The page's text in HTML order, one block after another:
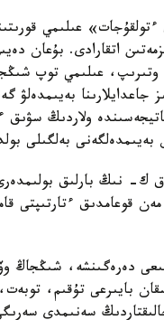
عىلىمي
اتقارادى. بۇعان
وتىرىپ، عىلىمي توپ
بەيىمدەلۋ
ولاردىڭ
بەيىمدەلگەنى بەلگىلى
ك- نىڭ بارلىق
مەن قوعامدىق ءتارتىپتى
دەرەگىنشە،
بايىرعى تۇقىم،
سەنىمدى